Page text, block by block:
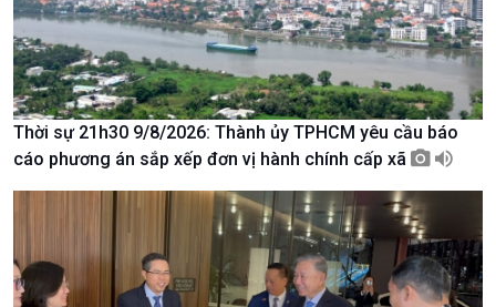
Thời sự 21h30
Bản tin
Chuyên mục
Theo dòng Thời sự
Thời sự 21h30 9/8/2026: Thành ủy TPHCM yêu cầu báo
cáo phương án sắp xếp đơn vị hành chính cấp xã